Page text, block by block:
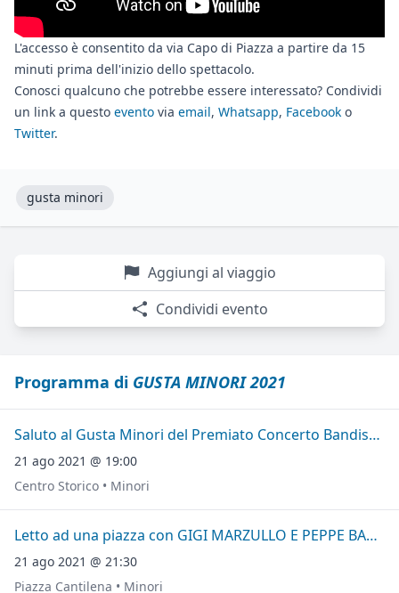
L'accesso è consentito da via Capo di Piazza a partire da 15
minuti prima dell'inizio dello spettacolo.
Conosci qualcuno che potrebbe essere interessato? Condividi
un link a questo evento via email, Whatsapp, Facebook o
Twitter.
gusta minori
Aggiungi al viaggio
Condividi evento
Programma di GUSTA MINORI 2021
Saluto al Gusta Minori del Premiato Concerto Bandistico "Città di Minori"
21 ago 2021 @ 19:00
Centro Storico • Minori
Letto ad una piazza con GIGI MARZULLO E PEPPE BARRA
21 ago 2021 @ 21:30
Piazza Cantilena • Minori